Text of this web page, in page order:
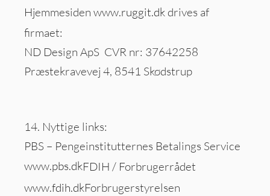
Hjemmesiden www.ruggit.dkdrives af
firmaet:
ND Design ApS CVR nr: 37642258
Præstekravevej 4, 8541 Skødstrup
14. Nyttige links:
PBS – Pengeinstitutternes Betalings Service
www.pbs.dkFDIH / Forbrugerrådet
www.fdih.dkForbrugerstyrelsen